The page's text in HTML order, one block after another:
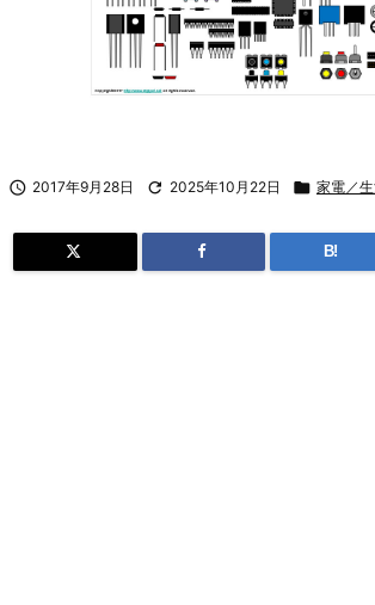
 2017年9月28日  2025年10月22日  家電／
B!